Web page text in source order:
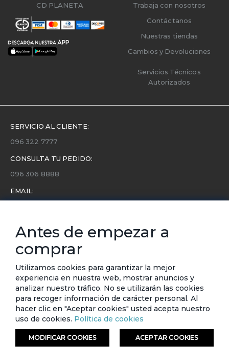
CD PLANETA
Trabaja con nosotros
Contáctanos
Nuestras tiendas
Cambios y Devoluciones
Servicios Técnicos
Autorizados
SERVICIO AL CLIENTE:
096 322 7777
CONSULTA TU PEDIDO:
096 306 8888
EMAIL:
Conoce toda la información sobre últimas colecciones,
eventos y ofertas.
Subscríbete a nuestro newsletter
SUSCRIBIRSE
© ETAFASHION 2023. Todos los derechos reservados.
Antes de empezar a
comprar
Utilizamos cookies para garantizar la mejor
experiencia en nuestra web, mostrar anuncios y
analizar nuestro tráfico. No se utilizarán las cookies
para recoger información de carácter personal. Al
hacer clic en "Aceptar cookies" usted acepta nuestro
uso de cookies. Política de cookies
MODIFICAR COOKIES ACEPTAR COOKIES